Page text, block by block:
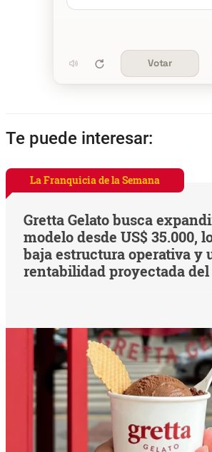
Votar
Te puede interesar:
La Franquicia de la Semana
Gretta Gelato busca
modelo desde US$ 35.000,
baja estructura operativa y
rentabilidad proyectada del